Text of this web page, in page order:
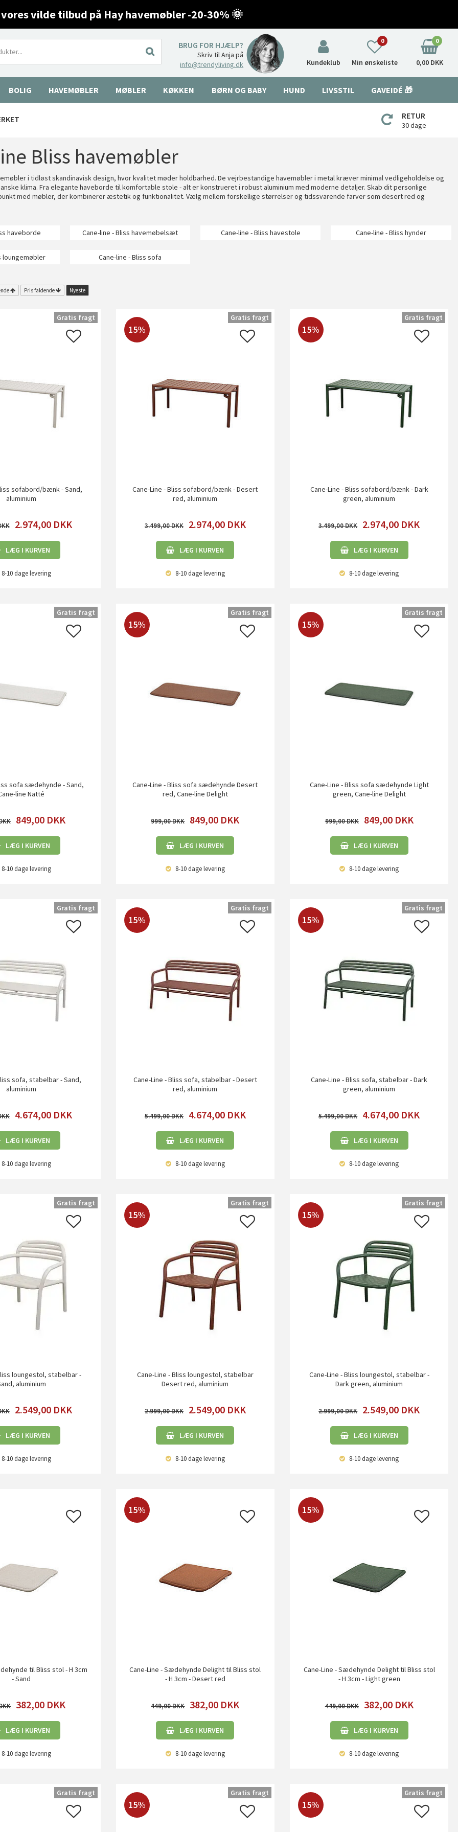
vores vilde tilbud på Hay havemøbler -20-30% 🌞
BRUG FOR HJÆLP?
Skriv til Anja på
info@trendyliving.dk
Kundeklub Min ønskeliste
0 0
0,00 DKK
BOLIG HAVEMØBLER MØBLER KØKKEN BØRN OG BABY HUND LIVSSTIL GAVEIDÉ 🎁
RETUR
30 dage
Bliss havemøbler
i tidløst skandinavisk design, hvor kvalitet møder holdbarhed. De vejrbestandige havemøbler i metal kræver minimal vedligeholdelse og
klima. Fra elegante haveborde til komfortable stole - alt er konstrueret i robust aluminium med moderne detaljer. Skab dit personlige
med møbler, der kombinerer æstetik og funktionalitet. Vælg mellem forskellige størrelser og tidssvarende farver som desert red og
haveborde Cane-line - Bliss havemøbelsæt Cane-line - Bliss havestole Cane-line - Bliss hynder
loungemøbler Cane-line - Bliss sofa
Pris faldende Nyeste
sofabord/bænk - Sand,
aluminium
2.974,00 DKK
LÆG I KURVEN
8-10 dagelevering
Gratis fragt
15%
Cane-Line - Bliss sofabord/bænk - Desert
red, aluminium
3.499,00 2.974,00 DKK
LÆG I KURVEN
8-10 dagelevering
Gratis fragt
15%
Cane-Line - Bliss sofabord/bænk - Dark
green, aluminium
3.499,00 2.974,00 DKK
LÆG I KURVEN
8-10 dagelevering
Gratis fragt
sofa sædehynde - Sand,
line Natté
849,00 DKK
LÆG I KURVEN
8-10 dagelevering
Gratis fragt
15%
Cane-Line - Bliss sofa sædehynde Desert
red, Cane-line Delight
999,00 849,00 DKK
LÆG I KURVEN
8-10 dagelevering
Gratis fragt
15%
Cane-Line - Bliss sofa sædehynde Light
green, Cane-line Delight
999,00 849,00 DKK
LÆG I KURVEN
8-10 dagelevering
Gratis fragt
sofa, stabelbar - Sand,
aluminium
4.674,00 DKK
LÆG I KURVEN
8-10 dagelevering
Gratis fragt
15%
Cane-Line - Bliss sofa, stabelbar - Desert
red, aluminium
5.499,00 4.674,00 DKK
LÆG I KURVEN
8-10 dagelevering
Gratis fragt
15%
Cane-Line - Bliss sofa, stabelbar - Dark
green, aluminium
5.499,00 4.674,00 DKK
LÆG I KURVEN
8-10 dagelevering
Gratis fragt
loungestol, stabelbar -
aluminium
2.549,00 DKK
LÆG I KURVEN
8-10 dagelevering
Gratis fragt
15%
Cane-Line - Bliss loungestol, stabelbar
Desert red, aluminium
2.999,00 2.549,00 DKK
LÆG I KURVEN
8-10 dagelevering
Gratis fragt
15%
Cane-Line - Bliss loungestol, stabelbar -
Dark green, aluminium
2.999,00 2.549,00 DKK
LÆG I KURVEN
8-10 dagelevering
Gratis fragt
til Bliss stol - H 3cm
- Sand
382,00 DKK
LÆG I KURVEN
8-10 dagelevering
15%
Cane-Line - Sædehynde Delight til Bliss stol
- H 3cm - Desert red
449,00 382,00 DKK
LÆG I KURVEN
8-10 dagelevering
15%
Cane-Line - Sædehynde Delight til Bliss stol
- H 3cm - Light green
449,00 382,00 DKK
LÆG I KURVEN
8-10 dagelevering
Gratis fragt
15%
Gratis fragt
15%
Gratis fragt